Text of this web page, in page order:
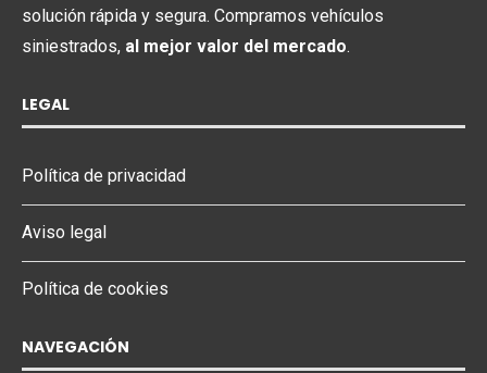
solución rápida y segura. Compramos vehículos
siniestrados, al mejor valor del mercado.
LEGAL
Política de privacidad
Aviso legal
Política de cookies
NAVEGACIÓN